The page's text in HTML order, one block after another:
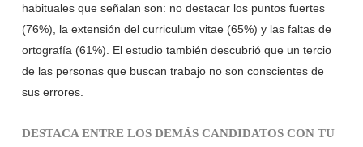
habituales que señalan son: no destacar los puntos fuertes
(76%), la extensión del curriculum vitae (65%) y las faltas de
ortografía (61%). El estudio también descubrió que un tercio
de las personas que buscan trabajo no son conscientes de
sus errores.
DESTACA ENTRE LOS DEMÁS CANDIDATOS CON TU